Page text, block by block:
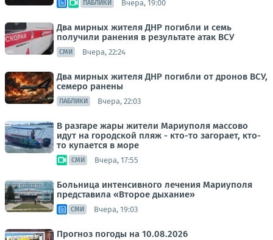
ПАБЛИКИ Вчера, 19:00
Два мирных жителя ДНР погибли и семь
получили ранения в результате атак ВСУ
СМИ Вчера, 22:24
Два мирных жителя ДНР погибли от дронов ВСУ,
семеро ранены
ПАБЛИКИ Вчера, 22:03
В разгаре жары жители Мариуполя массово
идут на городской пляж - кто-то загорает, кто-
то купается в море
СМИ Вчера, 17:55
Больница интенсивного лечения Мариуполя
представила «Второе дыхание»
СМИ Вчера, 19:03
Прогноз погоды на 10.08.2026